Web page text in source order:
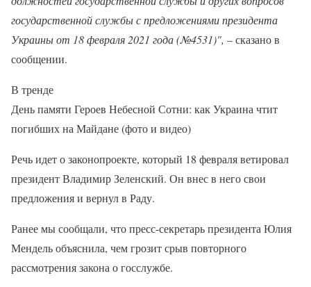
государственной службы с предложениями президента
Украины от 18 февраля 2021 года (№4531)", – сказано в
сообщении.
В тренде
День памяти Героев Небесной Сотни: как Украина чтит
погибших на Майдане (фото и видео)
Речь идет о законопроекте, который 18 февраля ветировал
президент Владимир Зеленский. Он внес в него свои
предложения и вернул в Раду.
Ранее мы сообщали, что пресс-секретарь президента Юлия
Мендель объяснила, чем грозит срыв повторного
рассмотрения закона о госслужбе.